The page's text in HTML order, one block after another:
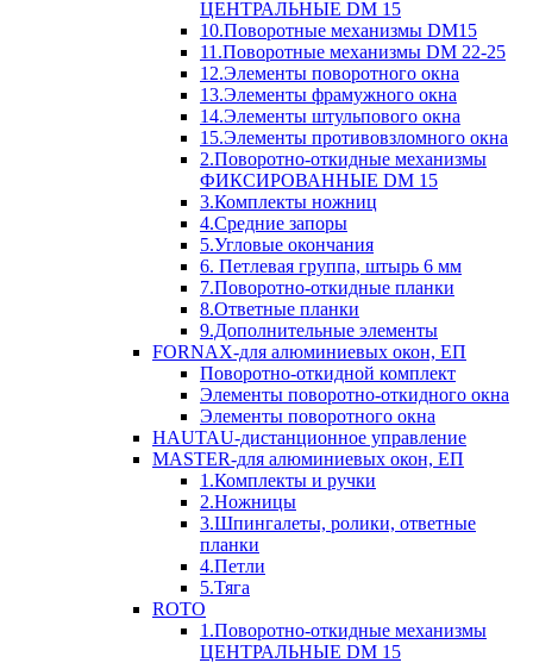
ЦЕНТРАЛЬНЫЕ DM 15
10.Поворотные механизмы DM15
11.Поворотные механизмы DM 22-25
12.Элементы поворотного окна
13.Элементы фрамужного окна
14.Элементы штульпового окна
15.Элементы противовзломного окна
2.Поворотно-откидные механизмы
ФИКСИРОВАННЫЕ DM 15
3.Комплекты ножниц
4.Средние запоры
5.Угловые окончания
6. Петлевая группа, штырь 6 мм
7.Поворотно-откидные планки
8.Ответные планки
9.Дополнительные элементы
FORNAX-для алюминиевых окон, ЕП
Поворотно-откидной комплект
Элементы поворотно-откидного окна
Элементы поворотного окна
HAUTAU-дистанционное управление
MASTER-для алюминиевых окон, ЕП
1.Комплекты и ручки
2.Ножницы
3.Шпингалеты, ролики, ответные
планки
4.Петли
5.Тяга
ROTO
1.Поворотно-откидные механизмы
ЦЕНТРАЛЬНЫЕ DM 15